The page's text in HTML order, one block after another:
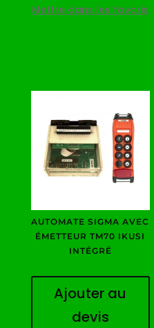
Mettre dans les favoris
AUTOMATE SIGMA AVEC
ÉMETTEUR TM70 IKUSI
INTÉGRÉ
Ajouter au
devis